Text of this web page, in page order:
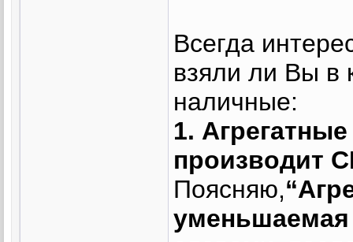
Всегда
взяли ли Вы в
наличные:
1.
производит
Поясняю,
уменьшаемая